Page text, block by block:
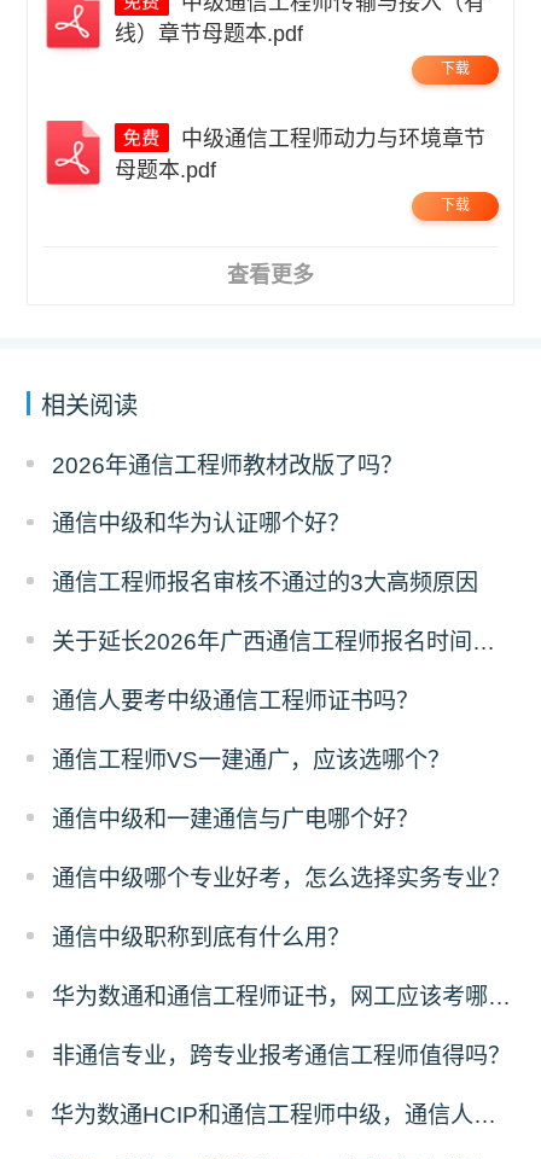
线）章节母题本.pdf
下载
母题本.pdf
下载
查看更多
相关阅读
2026年通信工程师教材改版了吗？
通信中级和华为认证哪个好？
通信工程师报名审核不通过的3大高频原因
关于延长2026年广西通信工程师报名时间的通知
通信人要考中级通信工程师证书吗？
通信工程师VS一建通广，应该选哪个？
通信中级和一建通信与广电哪个好？
通信中级哪个专业好考，怎么选择实务专业？
通信中级职称到底有什么用？
华为数通和通信工程师证书，网工应该考哪一个？
非通信专业，跨专业报考通信工程师值得吗？
华为数通HCIP和通信工程师中级，通信人优先考哪个？